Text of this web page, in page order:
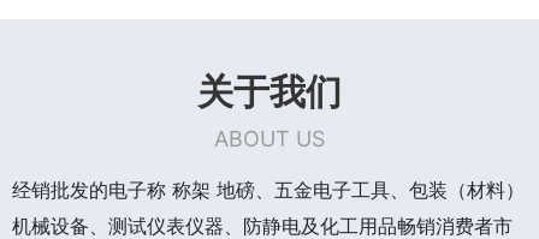
关于我们
ABOUT US
经销批发的电子称 称架 地磅、五金电子工具、包装（材料）
机械设备、测试仪表仪器、防静电及化工用品畅销消费者市